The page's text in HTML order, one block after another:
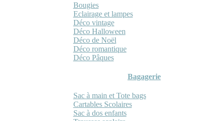
Bougies
Eclairage et lampes
Déco vintage
Déco Halloween
Déco de Noël
Déco romantique
Déco Pâques
Bagagerie
Sac à main et Tote bags
Cartables Scolaires
Sac à dos enfants